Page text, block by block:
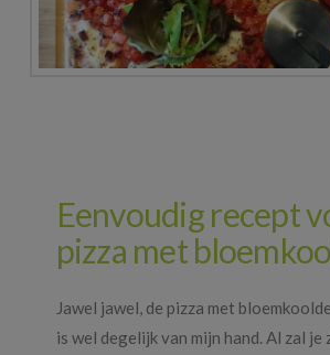
Eenvoudig recept
pizza met
Jawel jawel, de pizza met
is wel degelijk van mijn hand. Al zal je